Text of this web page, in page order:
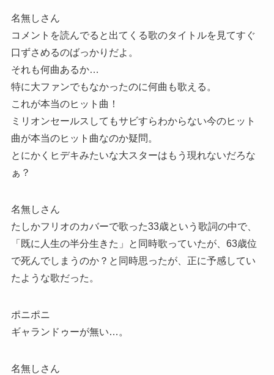
名無しさん
コメントを読んでると出てくる歌のタイトルを見てすぐ
口ずさめるのばっかりだよ。
それも何曲あるか…
特に大ファンでもなかったのに何曲も歌える。
これが本当のヒット曲！
ミリオンセールスしてもサビすらわからない今のヒット
曲が本当のヒット曲なのか疑問。
とにかくヒデキみたいな大スターはもう現れないだろな
ぁ？
名無しさん
たしかフリオのカバーで歌った33歳という歌詞の中で、
「既に人生の半分生きた」と同時歌っていたが、63歳位
で死んでしまうのか？と同時思ったが、正に予感してい
たような歌だった。
ポニポニ
ギャランドゥーが無い…。
名無しさん